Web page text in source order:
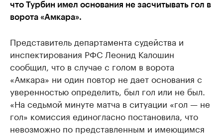
что Турбин имел основания не засчитывать гол в
ворота «Амкара».
Представитель департамента судейства и
инспектирования РФС Леонид Калошин
сообщил, что в случае с голом в ворота
«Амкара» ни один повтор не дает основания с
уверенностью определить, был гол или не был.
«На седьмой минуте матча в ситуации «гол — не
гол» комиссия единогласно постановила, что
невозможно по представленным и имеющимся